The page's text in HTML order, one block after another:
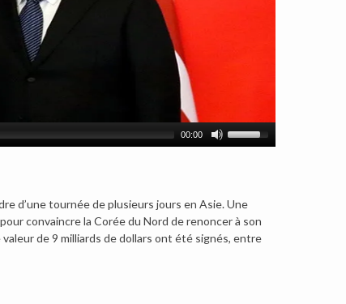
00:00
d’une tournée de plusieurs jours en Asie.Une
convaincre la Corée du Nord de renoncer à son
de 9 milliards de dollars ont été signés, entre